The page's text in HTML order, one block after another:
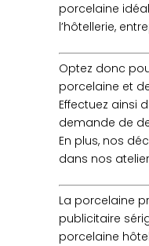
porcelaine
l’hôtellerie,
Optez donc
porcelaine et
Effectuez ainsi
demande de
En plus, nos
dans nos
La porcelaine
publicitaire
porcelaine